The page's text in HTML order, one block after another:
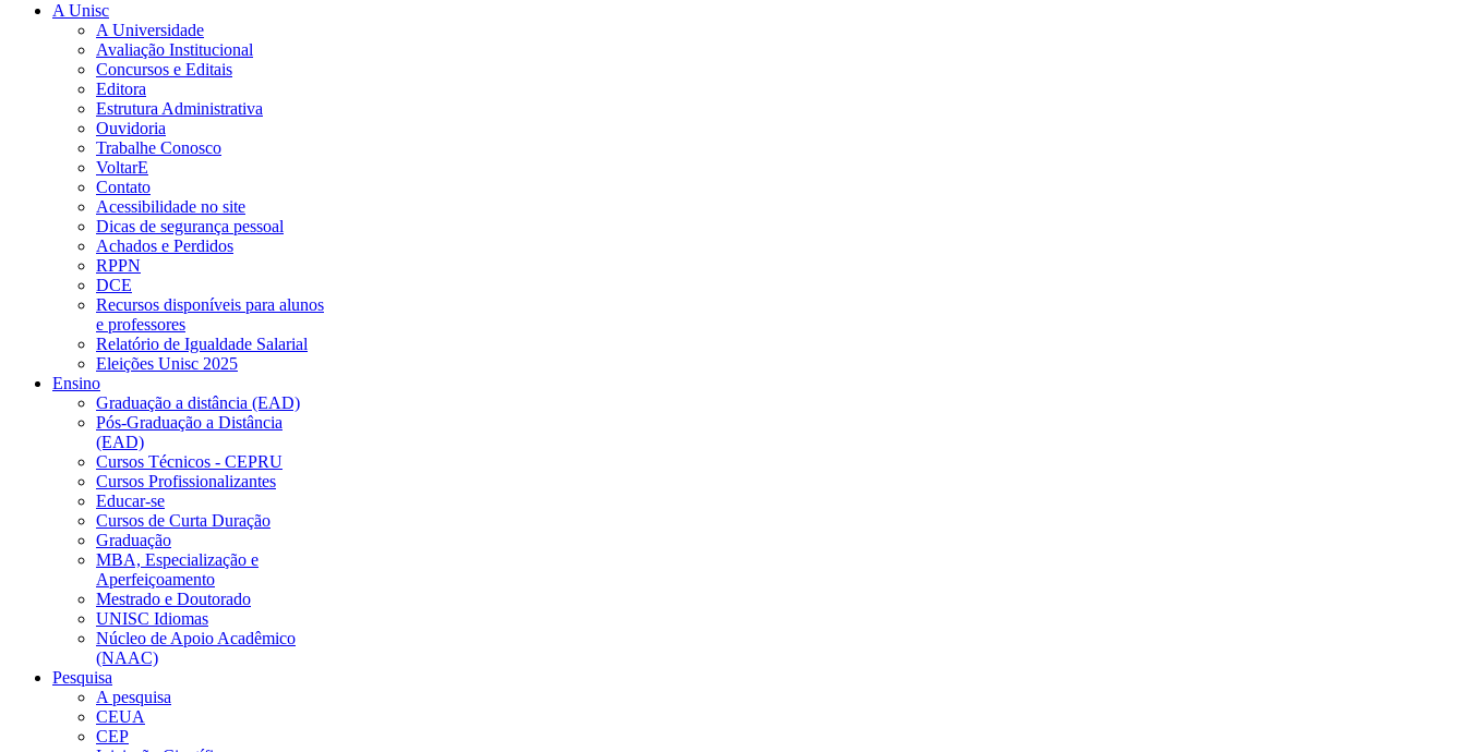
A Unisc
A Universidade
Avaliação Institucional
Concursos e Editais
Editora
Estrutura Administrativa
Ouvidoria
Trabalhe Conosco
VoltarE
Contato
Acessibilidade no site
Dicas de segurança pessoal
Achados e Perdidos
RPPN
DCE
Recursos disponíveis para alunos
e professores
Relatório de Igualdade Salarial
Eleições Unisc 2025
Ensino
Graduação a distância (EAD)
Pós-Graduação a Distância
(EAD)
Cursos Técnicos - CEPRU
Cursos Profissionalizantes
Educar-se
Cursos de Curta Duração
Graduação
MBA, Especialização e
Aperfeiçoamento
Mestrado e Doutorado
UNISC Idiomas
Núcleo de Apoio Acadêmico
(NAAC)
Pesquisa
A pesquisa
CEUA
CEP